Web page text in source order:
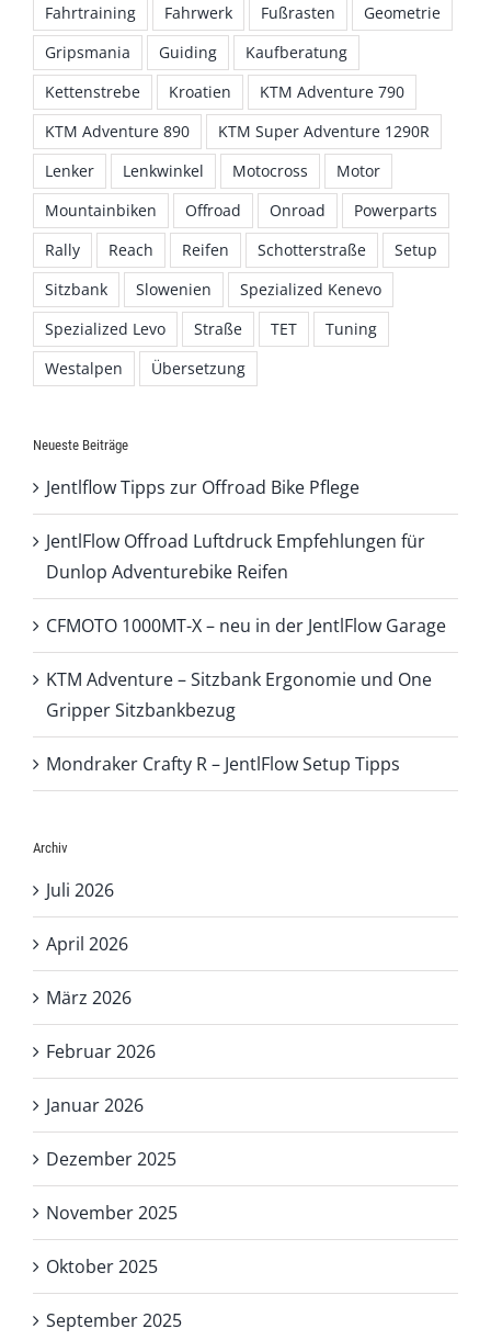
Fahrtraining
Fahrwerk Fußrasten
Geometrie
Gripsmania
Guiding
Kaufberatung
Kettenstrebe
Kroatien
KTM Adventure 790
KTM Adventure 890
KTM Super Adventure 1290R
Lenker
Lenkwinkel Motocross
Motor
Mountainbiken
Offroad Onroad
Powerparts
Rally
Reach Reifen Schotterstraße
Setup
Sitzbank
Slowenien
Spezialized Kenevo
Spezialized Levo
Straße TET
Tuning
Westalpen
Übersetzung
Neueste Beiträge
Jentlflow Tipps zur Offroad Bike Pflege
JentlFlow Offroad Luftdruck Empfehlungen für
Dunlop Adventurebike Reifen
CFMOTO 1000MT-X – neu in der JentlFlow Garage
KTM Adventure – Sitzbank Ergonomie und One
Gripper Sitzbankbezug
Mondraker Crafty R – JentlFlow Setup Tipps
Archiv
Juli 2026
April 2026
März 2026
Februar 2026
Januar 2026
Dezember 2025
November 2025
Oktober 2025
September 2025